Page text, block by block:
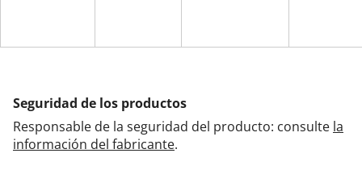
Seguridad de los productos
Responsable de la seguridad del producto: consulte la
información del fabricante.